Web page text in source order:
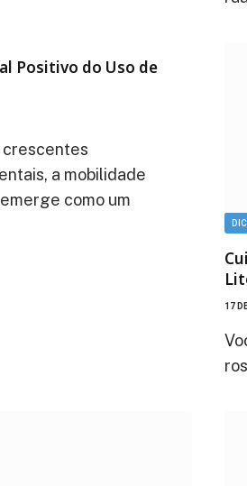
Positivo do Uso de
crescentes
a mobilidade
como um
17